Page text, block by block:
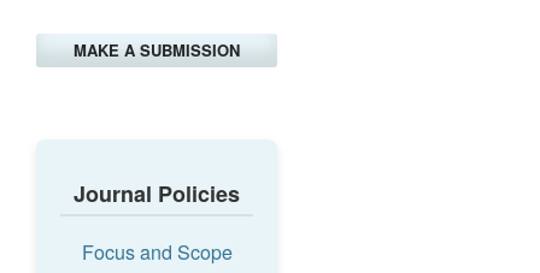
MAKE A SUBMISSION
Journal Policies
Focus and Scope